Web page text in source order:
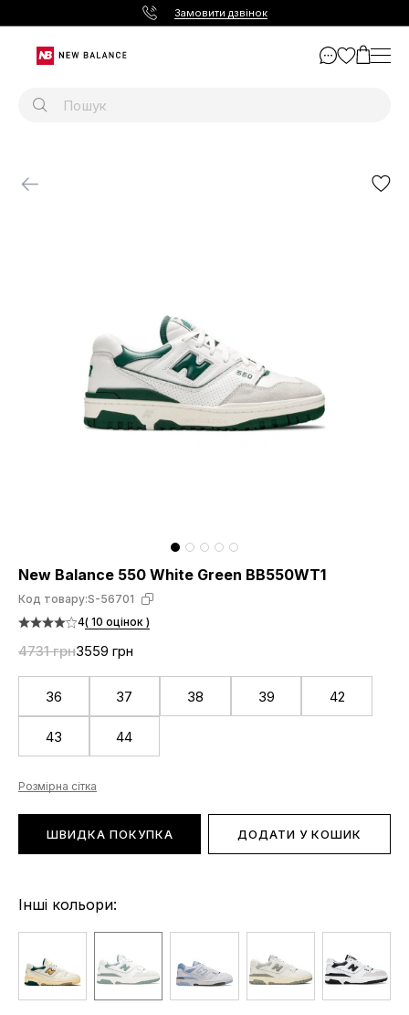
Замовити дзвінок
New Balance 550 White Green BB550WT1
Код товару:S-56701
4( 10 оцінок )
4731 грн3559 грн
36 37 38 39 42
43 44
Розмірна сітка
ШВИДКА ПОКУПКА ДОДАТИ У КОШИК
Інші кольори: